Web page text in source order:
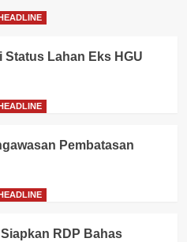
Lahan Eks HGU
Pembatasan
RDP Bahas